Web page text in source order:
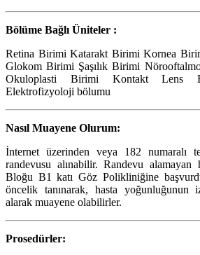
Bölüme Bağlı Üniteler :
Retina Birimi Katarakt Birimi Kornea
Glokom Birimi Şaşılık Birimi
Okuloplasti Birimi Kontakt Lens
Elektrofizyoloji bölumu
Nasıl Muayene Olurum:
İnternet üzerinden veya 182 numaralı
randevusu alınabilir. Randevu alamayan
Bloğu B1 katı Göz Polikliniğine
öncelik tanınarak, hasta yoğunluğunun
alarak muayene olabilirler.
Prosedürler: